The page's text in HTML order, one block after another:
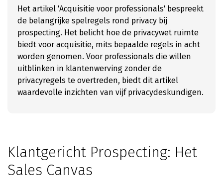
Het artikel 'Acquisitie voor professionals' bespreekt
de belangrijke spelregels rond privacy bij
prospecting. Het belicht hoe de privacywet ruimte
biedt voor acquisitie, mits bepaalde regels in acht
worden genomen. Voor professionals die willen
uitblinken in klantenwerving zonder de
privacyregels te overtreden, biedt dit artikel
waardevolle inzichten van vijf privacydeskundigen.
Klantgericht Prospecting: Het
Sales Canvas